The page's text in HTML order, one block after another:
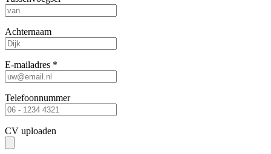
Achternaam
E-mailadres *
Telefoonnummer
CV uploaden